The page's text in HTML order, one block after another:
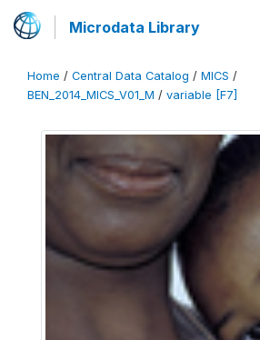
Microdata Library
Home / Central Data Catalog / MICS /
BEN_2014_MICS_V01_M / variable [F7]